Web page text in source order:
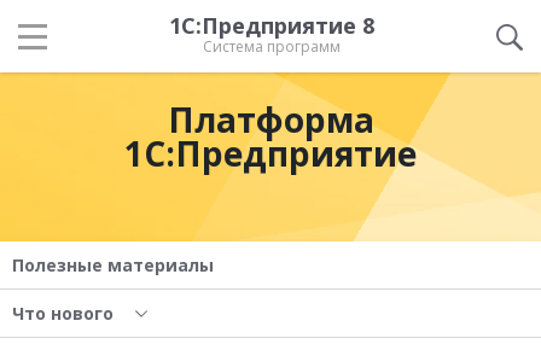
1С:Предприятие 8
Система программ
Платформа
1С:Предприятие
Полезные материалы
Что нового